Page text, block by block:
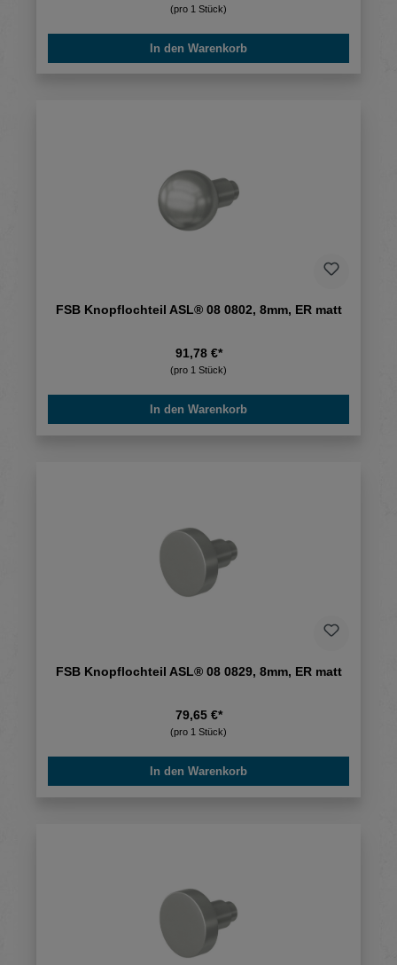
(pro 1 Stück)
In den Warenkorb
FSB Knopflochteil ASL® 08 0802, 8mm, ER matt
91,78 €*
(pro 1 Stück)
In den Warenkorb
FSB Knopflochteil ASL® 08 0829, 8mm, ER matt
79,65 €*
(pro 1 Stück)
In den Warenkorb